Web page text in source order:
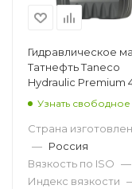
Гидравлическое
Татнефть Taneco
Hydraulic Premium
seasons VG32, 20л
Узнать
Страна
— Россия
Вязкость по ISO —
Индекс вязкости